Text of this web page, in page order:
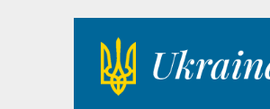
Ukrainehilfe